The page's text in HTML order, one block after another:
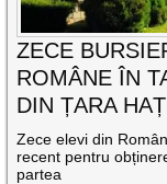
ZECE
ROMÂNE ÎN
DIN ȚARA
Zece elevi din
recent pentru
partea